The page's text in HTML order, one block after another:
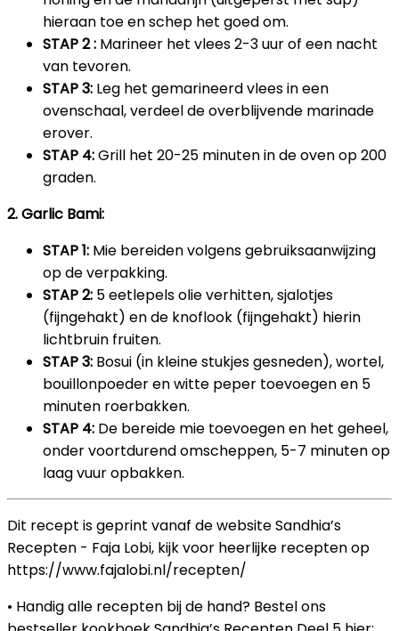
hieraan toe en schep het goed om.
STAP 2 : Marineer het vlees 2-3 uur of een nacht
van tevoren.
STAP 3: Leg het gemarineerd vlees in een
ovenschaal, verdeel de overblijvende marinade
erover.
STAP 4:Grill het 20-25 minuten in de oven op 200
graden.
2. Garlic Bami:
STAP 1: Mie bereiden volgens gebruiksaanwijzing
op de verpakking.
STAP 2: 5 eetlepels olie verhitten, sjalotjes
(fijngehakt) en de knoflook (fijngehakt) hierin
lichtbruin fruiten.
STAP 3: Bosui (in kleine stukjes gesneden), wortel,
bouillonpoeder en witte peper toevoegen en 5
minuten roerbakken.
STAP 4: De bereide mie toevoegen en het geheel,
onder voortdurend omscheppen, 5-7 minuten op
laag vuur opbakken.
Dit recept is geprint vanaf de website Sandhia’s
Recepten - Faja Lobi, kijk voor heerlijke recepten op
https://www.fajalobi.nl/recepten/
• Handig alle recepten bij de hand? Bestel ons